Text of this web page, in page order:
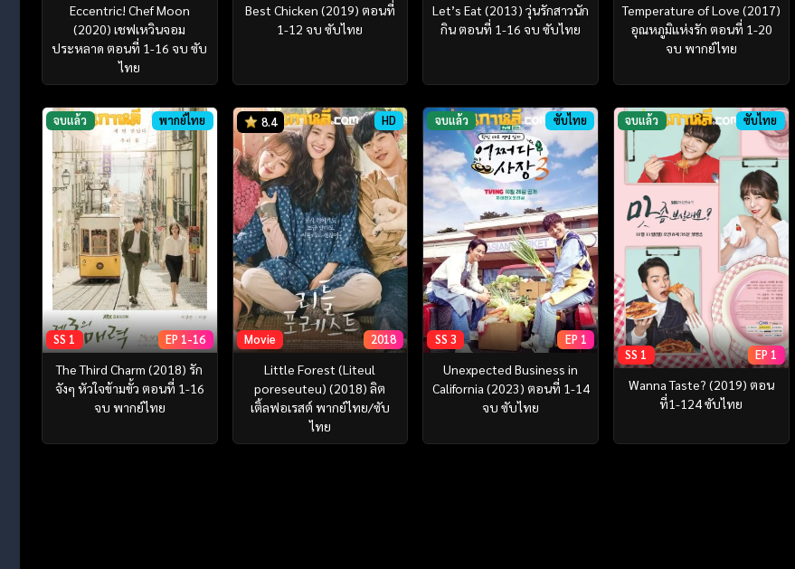
Eccentric! Chef Moon
(2020) เชฟเหวินจอม
ประหลาด ตอนที่ 1-16 จบ ซับ
ไทย
Best Chicken (2019) ตอนที่
1-12 จบ ซับไทย
Let’s Eat (2013) วุ่นรักสาวนัก
กิน ตอนที่ 1-16 จบ ซับไทย
Temperature of Love (2017)
อุณหภูมิแห่งรัก ตอนที่ 1-20
จบ พากย์ไทย
จบแล้ว พากย์ไทย
SS 1 EP 1-16
The Third Charm (2018) รัก
จังๆ หัวใจข้ามขั้ว ตอนที่ 1-16
จบ พากย์ไทย
8.4 HD
Movie 2018
Little Forest (Liteul
poreseuteu) (2018) ลิต
เติ้ลฟอเรสต์ พากย์ไทย/ซับ
ไทย
จบแล้ว ซับไทย
SS 3 EP 1
Unexpected Business in
California (2023) ตอนที่ 1-14
จบ ซับไทย
จบแล้ว ซับไทย
SS 1 EP 1
Wanna Taste? (2019) ตอน
ที่1-124 ซับไทย